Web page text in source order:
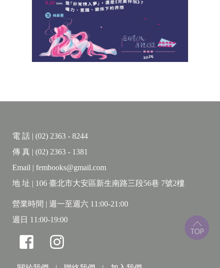
電 話 | (02) 2363 - 8244
傳 真 | (02) 2363 - 1381
Email | fembooks@gmail.com
地 址 | 106 臺北市大安區新生南路三段56巷 7號2樓
營業時間 | 週一至週六 11:00-21:00
週日 11:00-19:00